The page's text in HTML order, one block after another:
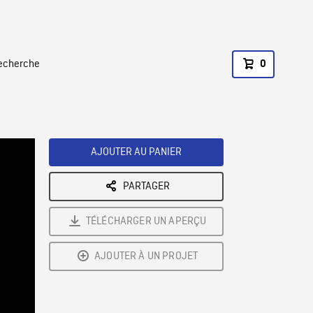
0
AJOUTER AU PANIER
PARTAGER
TÉLÉCHARGER UN APERÇU
AJOUTER À UN PROJET